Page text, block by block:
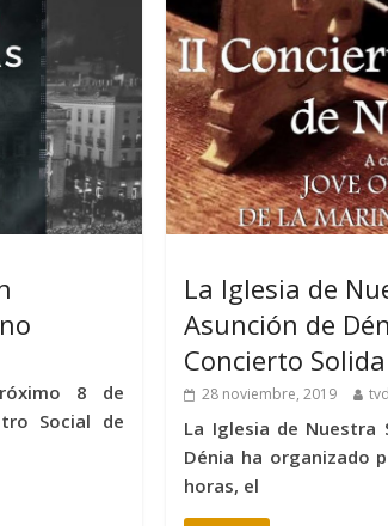
8 de
Social de
La Iglesia de
Asunción de
Concierto
28 noviembre, 2019
La Iglesia de Nuestra
Dénia ha organizado
horas, el